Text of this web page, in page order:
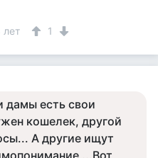
лет 1
дамы есть свои
кошелек, другой
А другие ищут
...Вот